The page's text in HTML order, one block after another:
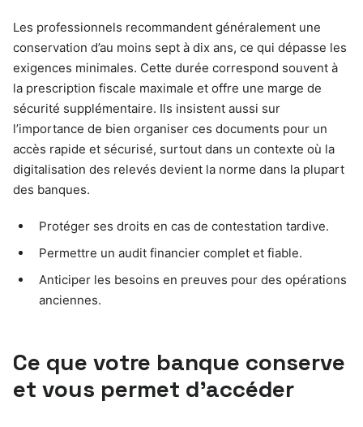
Les professionnels recommandent généralement une
conservation d’au moins sept à dix ans, ce qui dépasse les
exigences minimales. Cette durée correspond souvent à
la prescription fiscale maximale et offre une marge de
sécurité supplémentaire. Ils insistent aussi sur
l’importance de bien organiser ces documents pour un
accès rapide et sécurisé, surtout dans un contexte où la
digitalisation des relevés devient la norme dans la plupart
des banques.
Protéger ses droits en cas de contestation tardive.
Permettre un audit financier complet et fiable.
Anticiper les besoins en preuves pour des opérations
anciennes.
Ce que votre banque conserve
et vous permet d’accéder